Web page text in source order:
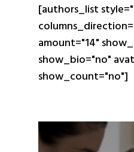
[authors_list
amount="14"
show_bio="no"
show_count="no"]